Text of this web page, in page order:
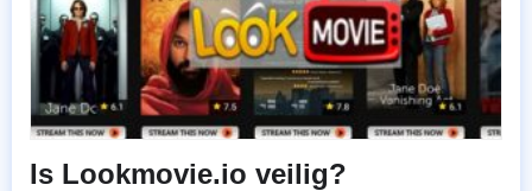
Is Lookmovie.io veilig?